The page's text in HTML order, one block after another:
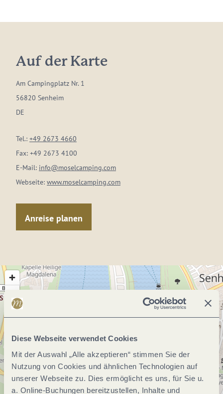
Diese Webseite verwendet Cookies
Mit der Auswahl „Alle akzeptieren“ stimmen Sie der
Nutzung von Cookies und ähnlichen Technologien auf
unserer Webseite zu. Dies ermöglicht es uns, für Sie u.
a. Online-Buchungen bereitzustellen, Inhalte und
Auf der Karte
Am Campingplatz Nr. 1
56820 Senheim
DE
Tel.: +49 2673 4660
Fax: +49 2673 4100
E-Mail: info@moselcamping.com
Webseite: www.moselcamping.com
Anreise planen